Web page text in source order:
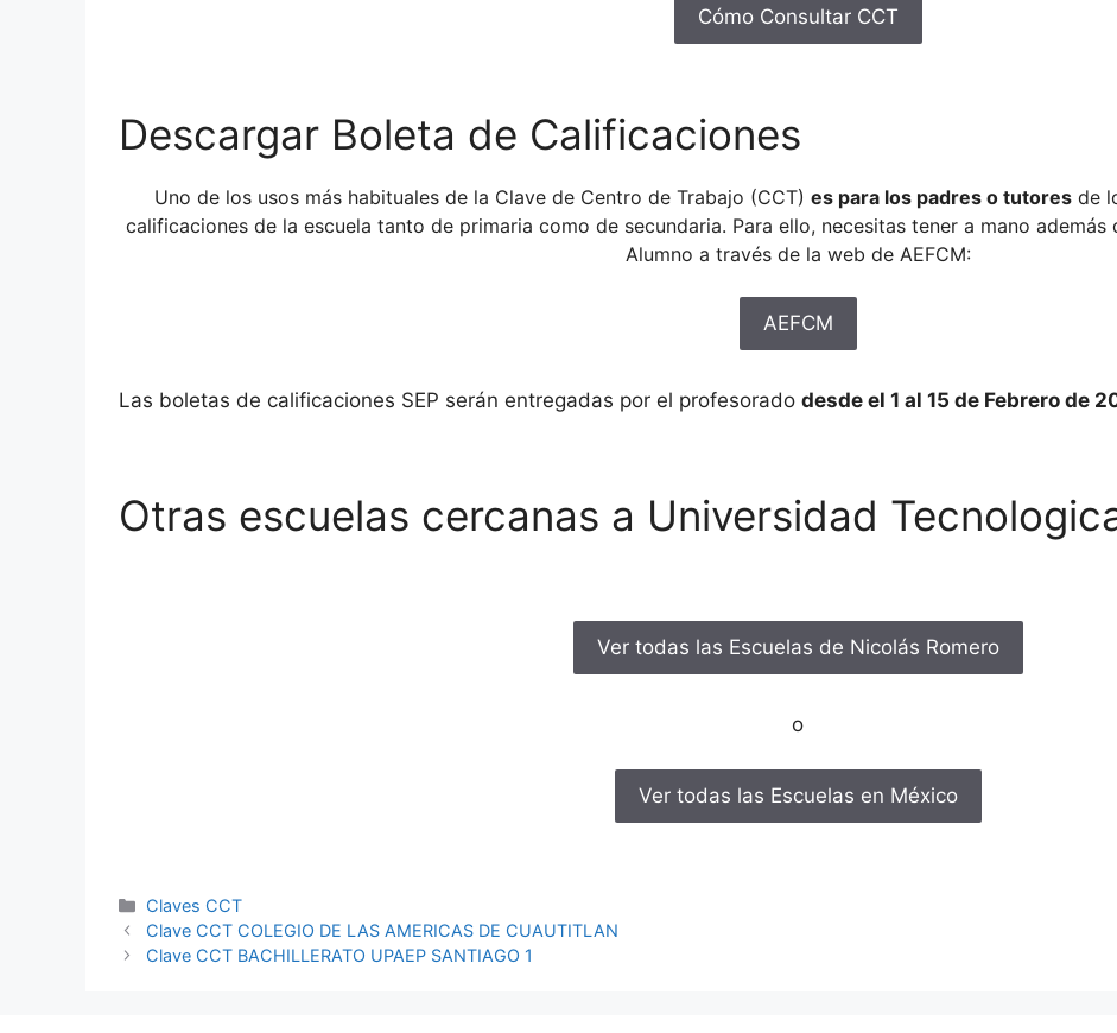
Cómo Consultar CCT
Descargar Boleta de Calificaciones
Uno de los usos más habituales de la Clave de Centro de Trabajo (CCT) es para los padres o tutores de
calificaciones de la escuela tanto de primaria como de secundaria. Para ello, necesitas tener a mano además
Alumno a través de la web de AEFCM:
AEFCM
Las boletas de calificaciones SEP serán entregadas por el profesorado desde el 1 al 15 de Febrero de
Otras escuelas cercanas a Universidad
Ver todas las Escuelas de Nicolás Romero
o
Ver todas las Escuelas en México
Categorías
Claves CCT
Clave CCT COLEGIO DE LAS AMERICAS DE CUAUTITLAN
Clave CCT BACHILLERATO UPAEP SANTIAGO 1